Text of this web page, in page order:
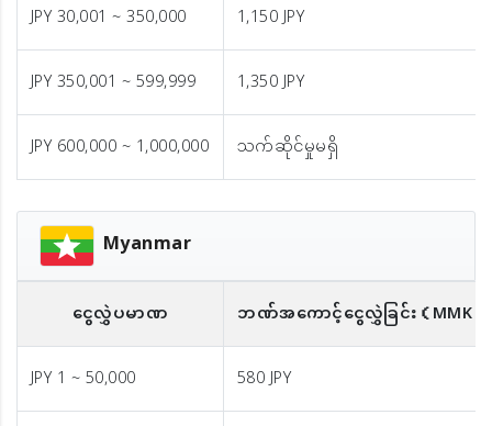
JPY 30,001 ~ 350,000
1,150 JPY
JPY 350,001 ~ 599,999
1,350 JPY
JPY 600,000 ~ 1,000,000
သက်ဆိုင်မှုမရှိ
Myanmar
ငွေလွှဲပမာဏ ဘဏ်အကောင့်ငွေလွှဲခြင်း（MMK）
JPY 1 ~ 50,000
580 JPY